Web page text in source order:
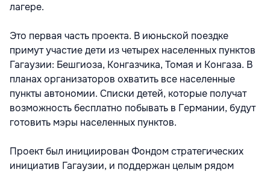
лагере.
Это первая часть проекта. В июньской поездке
примут участие дети из четырех населенных пунктов
Гагаузии: Бешгиоза, Конгазчика, Томая и Конгаза. В
планах организаторов охватить все населенные
пункты автономии. Списки детей, которые получат
возможность бесплатно побывать в Германии, будут
готовить мэры населенных пунктов.
Проект был инициирован Фондом стратегических
инициатив Гагаузии, и поддержан целым рядом